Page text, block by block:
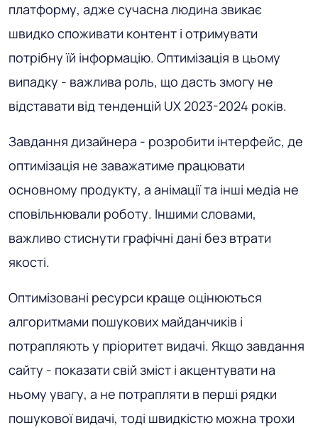
платформу, адже сучасна людина звикає
швидко споживати контент і отримувати
потрібну їй інформацію. Оптимізація в цьому
випадку - важлива роль, що дасть змогу не
відставати від тенденцій UX 2023-2024 років.
Завдання дизайнера - розробити інтерфейс, де
оптимізація не заважатиме працювати
основному продукту, а анімації та інші медіа не
сповільнювали роботу. Іншими словами,
важливо стиснути графічні дані без втрати
якості.
Оптимізовані ресурси краще оцінюються
алгоритмами пошукових майданчиків і
потрапляють у пріоритет видачі. Якщо завдання
сайту - показати свій зміст і акцентувати на
ньому увагу, а не потрапляти в перші рядки
пошукової видачі, тоді швидкістю можна трохи